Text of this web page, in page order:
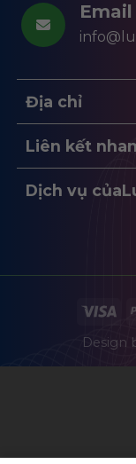
Email
Địa chỉ
Liên kết
Dịch vụ
Design